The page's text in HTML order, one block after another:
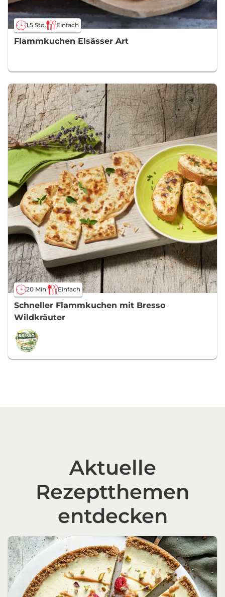
1,5 Std. Einfach
Flammkuchen Elsässer Art
20 Min. Einfach
Schneller Flammkuchen mit Bresso
Wildkräuter
Aktuelle
Rezeptthemen
entdecken